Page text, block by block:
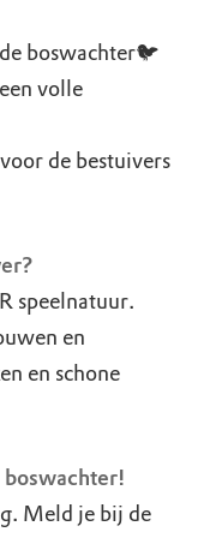
boswachter🐦
volle
de bestuivers
speelnatuur.
en
en schone
Meld je bij de